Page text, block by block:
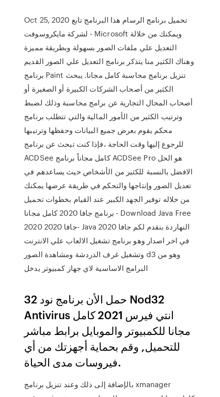
Oct 25, 2020 تحميل برنامج الرسام هذا البرنامج تابع
لشركة مايكروسوفت - Microsoft ويمكنك من خلالة
التعديل علي ملفات الصور بسهولة وبطريقة مميزة
وهناك الكثير منا يتذكر برنامج التعديل علي الصور القديم
برنامج Paint تنزيل برنامج محاسبة كامل مجانا. يبحث
الكثير من أصحاب الشركات الكبيرة أو الصغيرة أو
أصحاب المحال التجارية عن برامج محاسبة وذلك لضبط
وترتيب الكثير من الأمور المالية والتي تتطلب برنامج
محكم يقوم بعرض جميع البيانات وحفظها وترتيبها
للرجوع إليها وقت الحاجة ،فإذا كنت تبحث عن برنامج
ACDSee كامل مجاناً برنامج ACDSee Pro هو الحل
الافضل بالنسبة للكثير من الأشخاص حيث يساعدهم في
تعديل الصور وإنتاجها والتحكم في طريقة عرضها يمكنك
من خلاله توفير الجهد الكبير عند القيام بخطوات تحميل
برنامج جافا 2020 كامل مجانا - Download Java Free
2020 جافا 2020- Java 2020 النهاردة بنقدم لكم جافا
في اخر اصدار وهو برنامج تشغيل الالعاب علي الانترنت
وتشغيل غرف الدردشة ومشاهدة الصور d3 وهو من
البرامج الاساسية لاي جهاز كمبيوتر يدخل
حمل الأن برنامج نود 32 Nod32
Antivirus انتي فيرس 2021 كامل
مجانا للكمبيوتر والموبايل برابط مباشر
للتحميل, وقم بحماية أجهزتك من أي
فيروسات مدى الحياة.
بالإضافة إلى ذلك وعند تنزيل برنامج xmanager